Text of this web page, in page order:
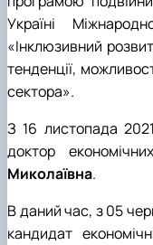
Україні
«Інклюзивний
тенденції,
сектора».
З 16 листопада
доктор
Миколаївна.
В даний час, з 05
кандидат